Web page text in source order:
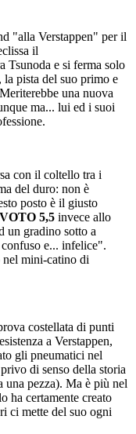
"alla Verstappen" per il
il
Tsunoda e si ferma solo
pista del suo primo e
una nuova
ma... lui ed i suoi
con il coltello tra i
del duro: non è
posto è il giusto
VOTO 5,5 invece allo
un gradino sotto a
e... infelice".
nel mini-catino di
costellata di punti
a Verstappen,
gli pneumatici nel
di senso della storia
pezza). Ma è più nel
ha certamente creato
ci mette del suo ogni